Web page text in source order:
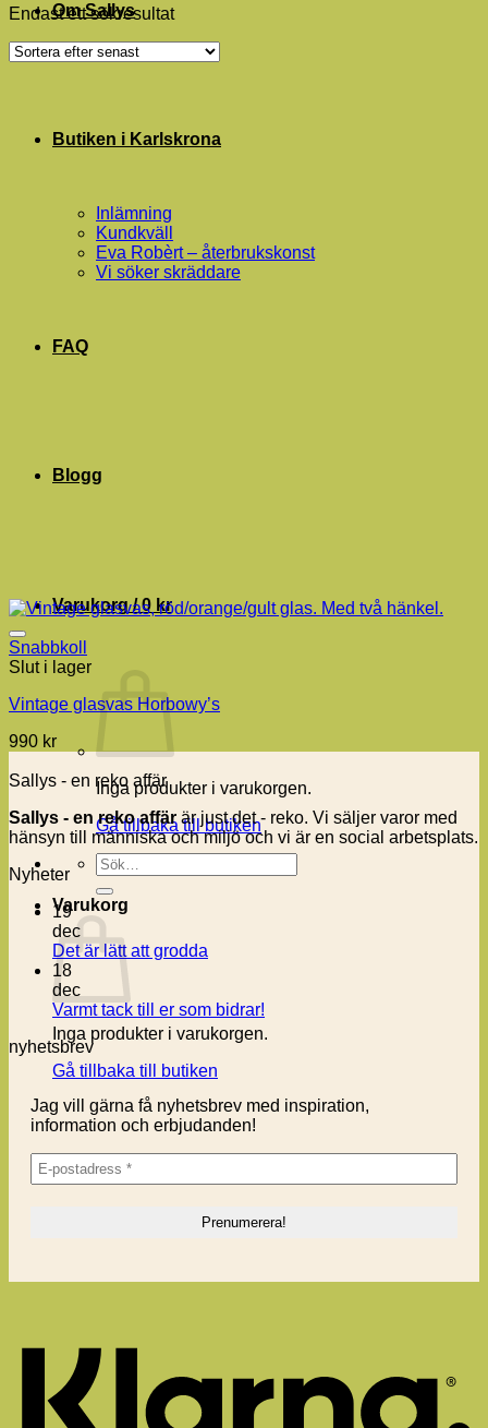
Om Sallys
Butiken i Karlskrona
Inlämning
Kundkväll
Eva Robèrt – återbrukskonst
Vi söker skräddare
FAQ
Blogg
Varukorg /0 kr
Inga produkter i varukorgen.
Gå tillbaka till butiken
Sök
efter:
Varukorg
Inga produkter i varukorgen.
Gå tillbaka till butiken
Endast ett sökresultat
Snabbkoll
Slut i lager
Vintage glasvas Horbowy’s
990 kr
Sallys - en reko affär
Sallys - en reko affärär just det - reko. Vi säljer varor med
hänsyn till människa och miljö och vi är en social arbetsplats.
Nyheter
19
dec
Det är lätt att grodda
Det
är
att
18
dec
Varmt tack till er som bidrar!
till
nyhetsbrev
Jag vill gärna få nyhetsbrev med inspiration,
information och erbjudanden!